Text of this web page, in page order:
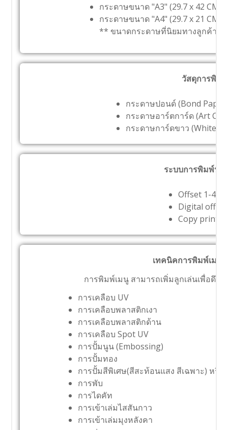
กระดาษขนาด "A3" (29.7 x 42 CM)
กระดาษขนาด "A4" (29.7 x 21 CM)
** ขนาดกระดาษที่นิยมทางลูกค้าส
วัสดุการพิมพ์
กระดาษปอนด์ (Bond
กระดาษอาร์ตการ์ด (Art
กระดาษการ์ดขาว (White
ระบบการพิมพ์นา
Offset 1-4 สี
Digital
Copy print 1
เทคนิคการพิมพ์เมนู
การพิมพ์เมนู สามารถเพิ่มลูกเล่นเพื่อดึง
การเคลือบ UV
การเคลือบพลาสติกเงา
การเคลือบพลาสติกด้าน
การเคลือบ Spot UV
การปั้มนูน (Embossing)
การปั้มทอง
การปั้มสีพิเศษ(สีสะท้อนแสง สีเฉพาะ) หรื
การพับ
การไดคัท
การเข้าเล่มไสสันกาว
การเข้าเล่มมุงหลังคา